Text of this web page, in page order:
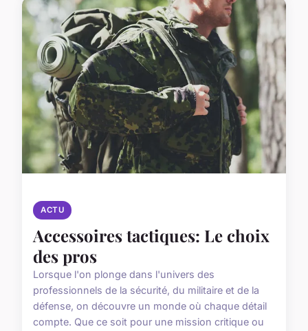
ACTU
Accessoires tactiques: Le choix
des pros
Lorsque l'on plonge dans l'univers des
professionnels de la sécurité, du militaire et de la
défense, on découvre un monde où chaque détail
compte. Que ce soit pour une mission critique ou